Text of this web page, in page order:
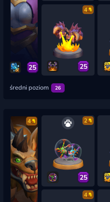
25
4
25
średni poziom 26
4 2
25
4